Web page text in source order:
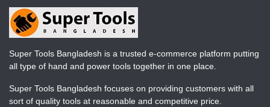
Super Tools Bangladesh is a trusted e-commerce platform putting
all type of hand and power tools together in one place.
Super Tools Bangladesh focuses on providing customers with all
sort of quality tools at reasonable and competitive price.